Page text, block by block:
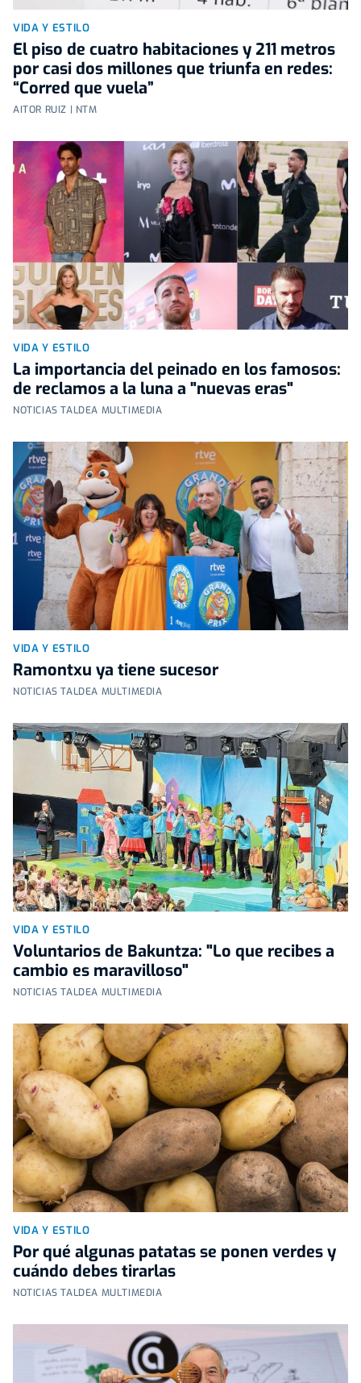
VIDA Y ESTILO
El piso de cuatro habitaciones y 211 metros
por casi dos millones que triunfa en redes:
“Corred que vuela”
AITOR RUIZ | NTM
VIDA Y ESTILO
La importancia del peinado en los famosos:
de reclamos a la luna a "nuevas eras"
NOTICIAS TALDEA MULTIMEDIA
VIDA Y ESTILO
Ramontxu ya tiene sucesor
NOTICIAS TALDEA MULTIMEDIA
VIDA Y ESTILO
Voluntarios de Bakuntza: "Lo que recibes a
cambio es maravilloso"
NOTICIAS TALDEA MULTIMEDIA
VIDA Y ESTILO
Por qué algunas patatas se ponen verdes y
cuándo debes tirarlas
NOTICIAS TALDEA MULTIMEDIA